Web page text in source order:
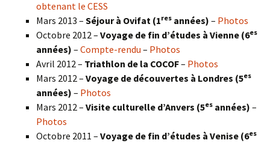
obtenant le CESS
Mars 2013 – Séjour à Ovifat (1res années) – Photos
Octobre 2012 – Voyage de fin d’études à Vienne (6es
années) – Compte-rendu – Photos
Avril 2012 – Triathlon de la COCOF– Photos
Mars 2012 – Voyage de découvertes à Londres (5es
années) – Photos
Mars 2012 – Visite culturelle d’Anvers (5es années) –
Photos
Octobre 2011 – Voyage de fin d’études à Venise (6es